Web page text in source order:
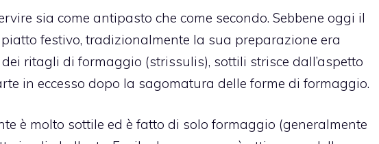
sia come antipasto che come secondo. Sebbene oggi il
festivo, tradizionalmente la sua preparazione era
ritagli di formaggio (strissulis), sottili strisce dall’aspetto
in eccesso dopo la sagomatura delle forme di formaggio.
è molto sottile ed è fatto di solo formaggio (generalmente